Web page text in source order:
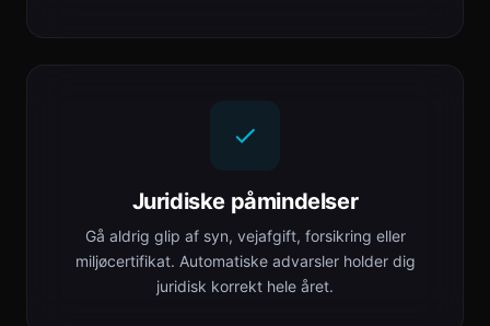
Juridiske påmindelser
Gå aldrig glip af syn, vejafgift, forsikring eller
miljøcertifikat. Automatiske advarsler holder dig
juridisk korrekt hele året.